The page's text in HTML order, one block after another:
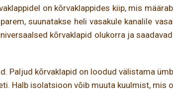
on kõrvaklappides kiip, mis
suunatakse heli vasakule kanalile
kõrvaklapid olukorra ja
Paljud kõrvaklapid on loodud välistama
Halb isolatsioon võib muuta kuulmist, mis